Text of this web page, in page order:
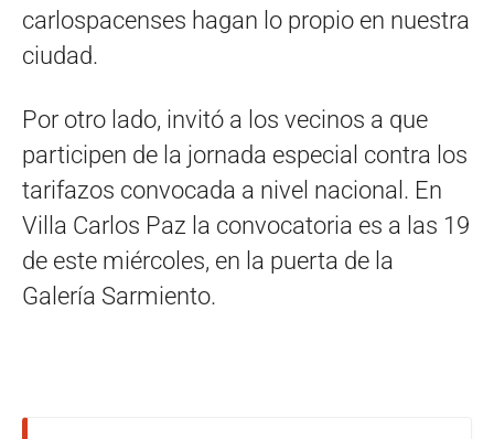
carlospacenses hagan lo propio en nuestra
ciudad.
Por otro lado, invitó a los vecinos a que
participen de la jornada especial contra los
tarifazos convocada a nivel nacional. En
Villa Carlos Paz la convocatoria es a las 19
de este miércoles, en la puerta de la
Galería Sarmiento.